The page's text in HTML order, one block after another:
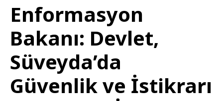
Enformasyon
Bakanı: Devlet,
Süveyda’da
Güvenlik ve İstikrarı